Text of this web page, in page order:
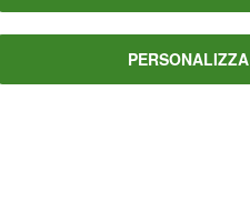
PERSONALIZZA